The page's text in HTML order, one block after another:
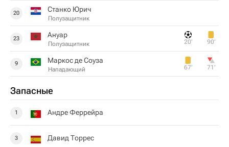
20 Станко Юрич
Полузащитник
23 Ануар
Полузащитник 20‎’‎ 90‎’‎
9 Маркос де Соуза
Нападающий 67‎’‎ 71‎’‎
Запасные
1 Андре Феррейра
3 Давид Торрес